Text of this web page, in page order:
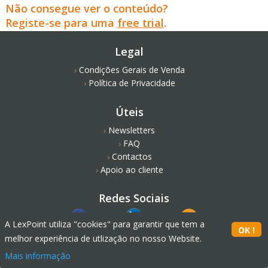
Não consegue ver o conteúdo?
Registe-se para uma free trial.
Legal
Condições Gerais de Venda
Política de Privacidade
Úteis
Newsletters
FAQ
Contactos
Apoio ao cliente
Redes Sociais
A LexPoint utiliza "cookies" para garantir que tem a
melhor experiência de utlização no nosso Website.
Mais informação